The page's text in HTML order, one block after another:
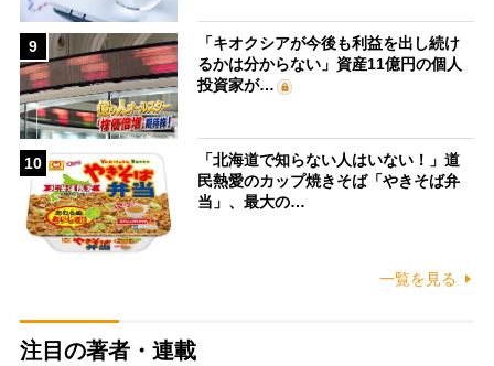
9
「キオクシアが今後も利益を出し続け
るかは分からない」資産11億円の個人
投資家が…
10
「北海道で知らない人はいない！」道
民熱愛のカップ焼きそば「やきそば弁
当」、最大の…
一覧を見る
注目の著者・連載